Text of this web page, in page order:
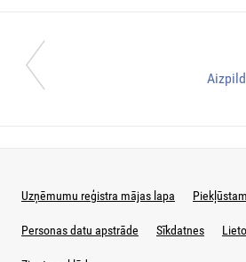
Uzņēmumu reģistra mājas lapa
Personas datu apstrāde Sīkdatnes